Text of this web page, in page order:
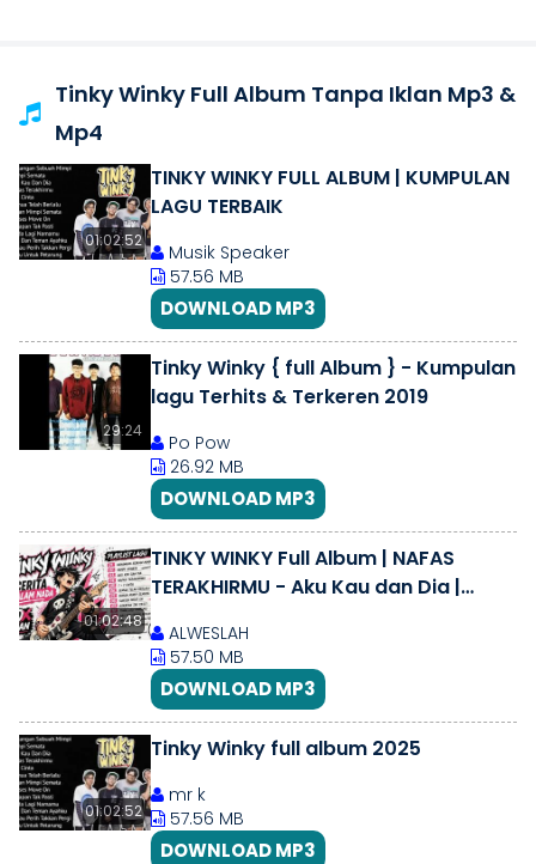
Tinky Winky Full Album Tanpa Iklan Mp3 &
Mp4
01:02:52
TINKY WINKY FULL ALBUM | KUMPULAN
LAGU TERBAIK
Musik Speaker
57.56 MB
DOWNLOAD MP3
29:24
Tinky Winky { full Album } - Kumpulan
lagu Terhits & Terkeren 2019
Po Pow
26.92 MB
DOWNLOAD MP3
01:02:48
TINKY WINKY Full Album | NAFAS
TERAKHIRMU - Aku Kau dan Dia |
ALWESLAH
57.50 MB
DOWNLOAD MP3
01:02:52
Tinky Winky full album 2025
mr k
57.56 MB
DOWNLOAD MP3